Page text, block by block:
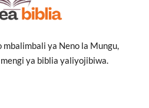
mbalimbali ya Neno la Mungu,
ya biblia yaliyojibiwa.